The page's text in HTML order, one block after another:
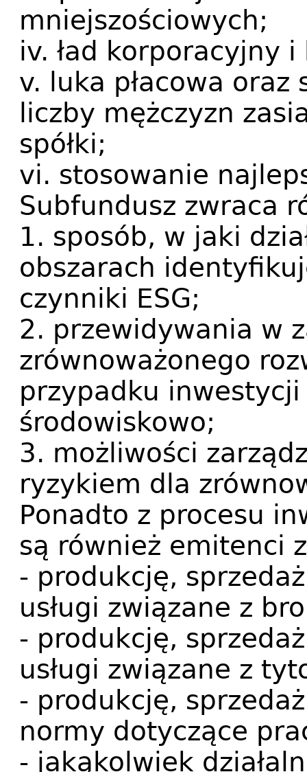
mniejszościowych;
iv. ład korporacyjny
v. luka płacowa
liczby mężczyzn
spółki;
vi. stosowanie
Subfundusz zwraca
1. sposób, w jaki
obszarach
czynniki ESG;
2. przewidywania w
zrównoważonego
przypadku
środowiskowo;
3. możliwości
ryzykiem dla
Ponadto z procesu
są również emitenci
- produkcję,
usługi związane z
- produkcję,
usługi związane z
- produkcję,
normy dotyczące
- jakąkolwiek